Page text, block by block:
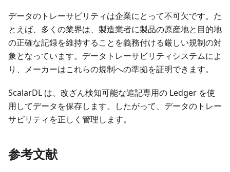
データのトレーサビリティは企業にとって不可欠です。た
とえば、多くの業界は、製造業者に製品の原産地と目的地
の正確な記録を維持することを義務付ける厳しい規制の対
象となっています。データトレーサビリティシステムによ
り、メーカーはこれらの規制への準拠を証明できます。
ScalarDL は、改ざん検知可能な追記専用の Ledger を使
用してデータを保存します。したがって、データのトレー
サビリティを正しく管理します。
参考文献